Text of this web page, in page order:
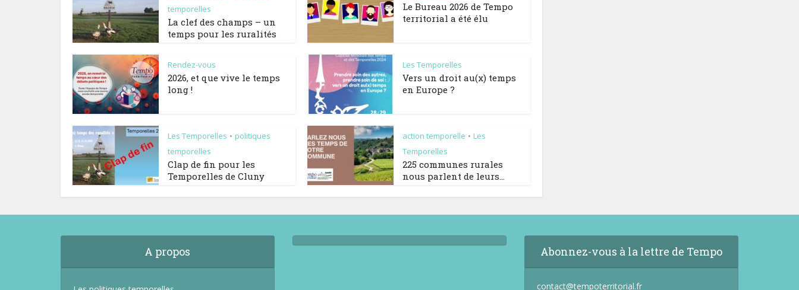
temporelles
La clef des champs – un
temps pour les ruralités
Le Bureau 2026 de Tempo
territorial a été élu
Rendez-vous
2026, et que vive le temps
long !
Les Temporelles
Vers un droit au(x) temps
en Europe ?
Les Temporelles • politiques
temporelles
Clap de fin pour les
Temporelles de Cluny
action temporelle • Les
Temporelles
225 communes rurales
nous parlent de leurs...
A propos Abonnez-vous à la lettre de Tempo
contact@tempoterritorial.fr